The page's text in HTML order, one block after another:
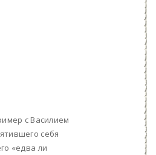
с Василием
себя
«едва ли